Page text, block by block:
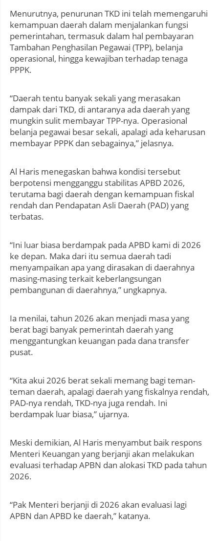
Menurutnya, penurunan TKD ini telah memengaruhi
kemampuan daerah dalam menjalankan fungsi
pemerintahan, termasuk dalam hal pembayaran
Tambahan Penghasilan Pegawai (TPP), belanja
operasional, hingga kewajiban terhadap tenaga
PPPK.
“Daerah tentu banyak sekali yang merasakan
dampak dari TKD, di antaranya ada daerah yang
mungkin sulit membayar TPP-nya. Operasional
belanja pegawai besar sekali, apalagi ada keharusan
membayar PPPK dan sebagainya,” jelasnya.
Al Haris menegaskan bahwa kondisi tersebut
berpotensi mengganggu stabilitas APBD 2026,
terutama bagi daerah dengan kemampuan fiskal
rendah dan Pendapatan Asli Daerah (PAD) yang
terbatas.
“Ini luar biasa berdampak pada APBD kami di 2026
ke depan. Maka dari itu semua daerah tadi
menyampaikan apa yang dirasakan di daerahnya
masing-masing terkait keberlangsungan
pembangunan di daerahnya,” ungkapnya.
Ia menilai, tahun 2026 akan menjadi masa yang
berat bagi banyak pemerintah daerah yang
menggantungkan keuangan pada dana transfer
pusat.
“Kita akui 2026 berat sekali memang bagi teman-
teman daerah, apalagi daerah yang fiskalnya rendah,
PAD-nya rendah, TKD-nya juga rendah. Ini
berdampak luar biasa,” ujarnya.
Meski demikian, Al Haris menyambut baik respons
Menteri Keuangan yang berjanji akan melakukan
evaluasi terhadap APBN dan alokasi TKD pada tahun
2026.
“Pak Menteri berjanji di 2026 akan evaluasi lagi
APBN dan APBD ke daerah,” katanya.